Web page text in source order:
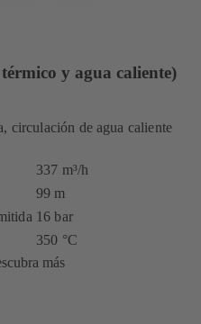
y agua caliente)
circulación de agua caliente
337 m³/h
99 m
16 bar
350 °C
más